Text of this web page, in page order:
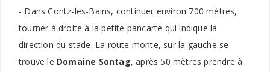
- Dans Contz-les-Bains, continuer environ 700 mètres,
tourner à droite à la petite pancarte qui indique la
direction du stade. La route monte, sur la gauche se
trouve le Domaine Sontag, après 50 mètres prendre à